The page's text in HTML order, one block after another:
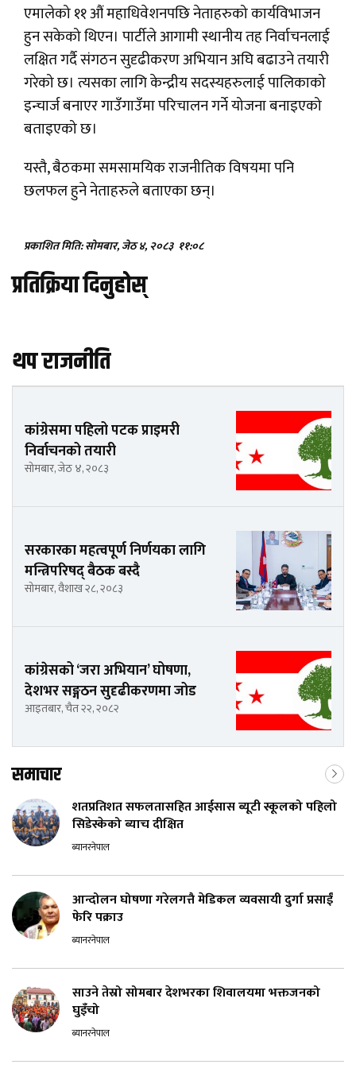
एमालेको ११ औं महाधिवेशनपछि नेताहरुको कार्यविभाजन
हुन सकेको थिएन। पार्टीले आगामी स्थानीय तह निर्वाचनलाई
लक्षित गर्दै संगठन सुदृढीकरण अभियान अघि बढाउने तयारी
गरेको छ। त्यसका लागि केन्द्रीय सदस्यहरुलाई पालिकाको
इन्चार्ज बनाएर गाउँगाउँमा परिचालन गर्ने योजना बनाइएको
बताइएको छ।
यस्तै, बैठकमा समसामयिक राजनीतिक विषयमा पनि
छलफल हुने नेताहरुले बताएका छन्।
प्रकाशित मिति: सोमबार, जेठ ४, २०८३ ११:०८
प्रतिक्रिया दिनुहोस्
थप राजनीति
कांग्रेसमा पहिलो पटक प्राइमरी
निर्वाचनको तयारी
सोमबार, जेठ ४, २०८३
सरकारका महत्वपूर्ण निर्णयका लागि
मन्त्रिपरिषद् बैठक बस्दै
सोमबार, वैशाख २८, २०८३
कांग्रेसको ‘जरा अभियान’ घोषणा,
देशभर सङ्गठन सुदृढीकरणमा जोड
आइतबार, चैत २२, २०८२
समाचार
शतप्रतिशत सफलतासहित आईसास ब्यूटी स्कूलको पहिलो
सिडेस्केको ब्याच दीक्षित
ब्यानरनेपाल
आन्दोलन घोषणा गरेलगत्तै मेडिकल व्यवसायी दुर्गा प्रसाईं
फेरि पक्राउ
ब्यानरनेपाल
साउने तेस्रो सोमबार देशभरका शिवालयमा भक्तजनको
घुइँचो
ब्यानरनेपाल